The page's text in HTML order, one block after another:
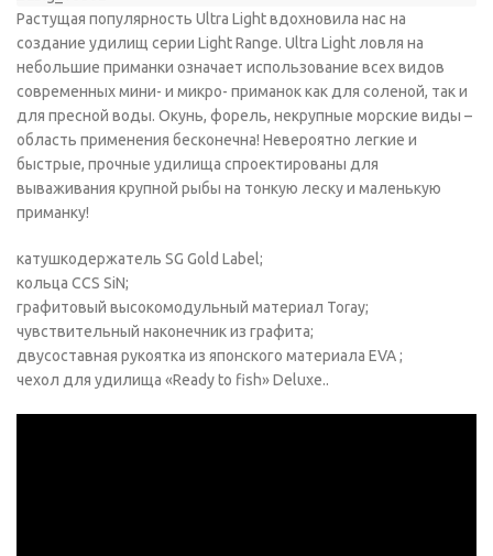
Растущая популярность Ultra Light вдохновила нас на
создание удилищ серии Light Range. Ultra Light ловля на
небольшие приманки означает использование всех видов
современных мини- и микро- приманок как для соленой, так и
для пресной воды. Окунь, форель, некрупные морские виды –
область применения бесконечна! Невероятно легкие и
быстрые, прочные удилища спроектированы для
вываживания крупной рыбы на тонкую леску и маленькую
приманку!
катушкодержатель SG Gold Label;
кольца CCS SiN;
графитовый высокомодульный материал Toray;
чувствительный наконечник из графита;
двусоставная рукоятка из японского материала EVA ;
чехол для удилища «Ready to fish» Deluxe..